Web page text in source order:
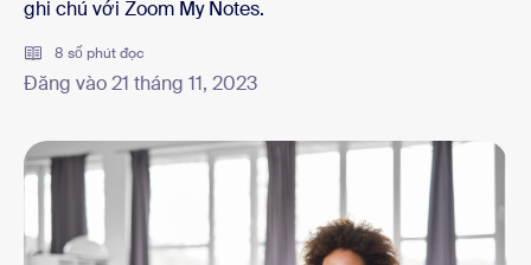
ghi chú với Zoom My Notes.
8 số phút đọc
Đăng vào 21 tháng 11, 2023